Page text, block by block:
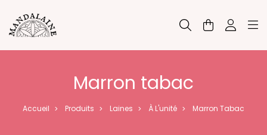
Marron tabac
Accueil > Produits > Laines > À L'unité > Marron Tabac